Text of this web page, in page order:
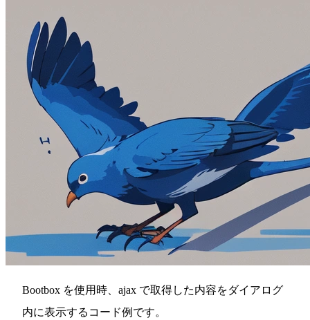
Bootbox を使用時、ajax で取得した内容をダイアログ
内に表示するコード例です。